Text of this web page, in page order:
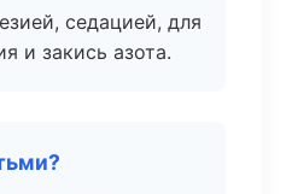
седацией, для
и закись азота.